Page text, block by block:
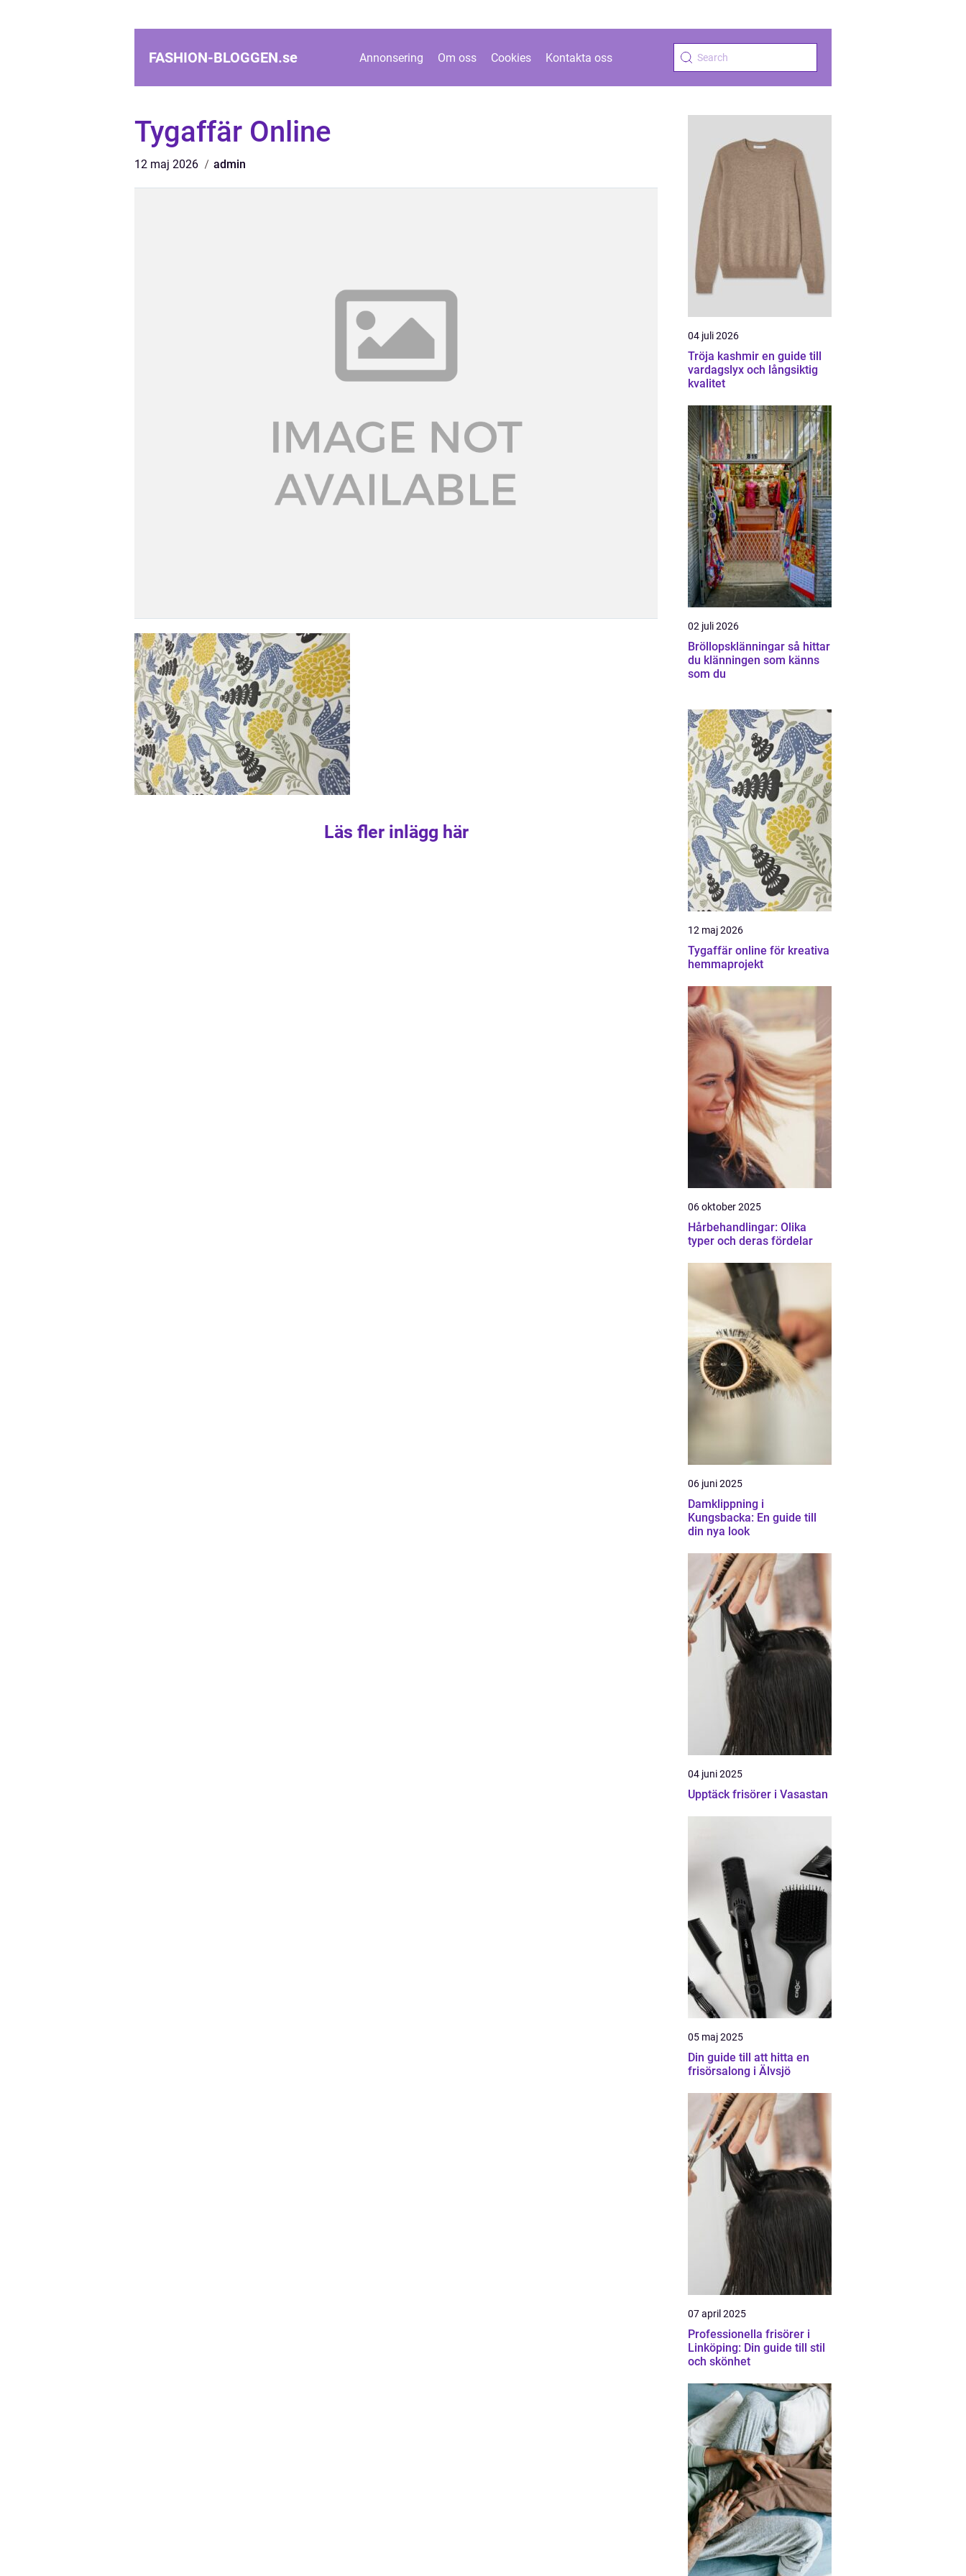
FASHION-BLOGGEN.se Annonsering Om oss Cookies Kontakta oss
Tygaffär Online
12 maj 2026 admin
Läs fler inlägg här
04 juli 2026
Tröja kashmir en guide till
vardagslyx och långsiktig
kvalitet
02 juli 2026
Bröllopsklänningar så hittar
du klänningen som känns
som du
12 maj 2026
Tygaffär online för kreativa
hemmaprojekt
06 oktober 2025
Hårbehandlingar: Olika
typer och deras fördelar
06 juni 2025
Damklippning i
Kungsbacka: En guide till
din nya look
04 juni 2025
Upptäck frisörer i Vasastan
05 maj 2025
Din guide till att hitta en
frisörsalong i Älvsjö
07 april 2025
Professionella frisörer i
Linköping: Din guide till stil
och skönhet